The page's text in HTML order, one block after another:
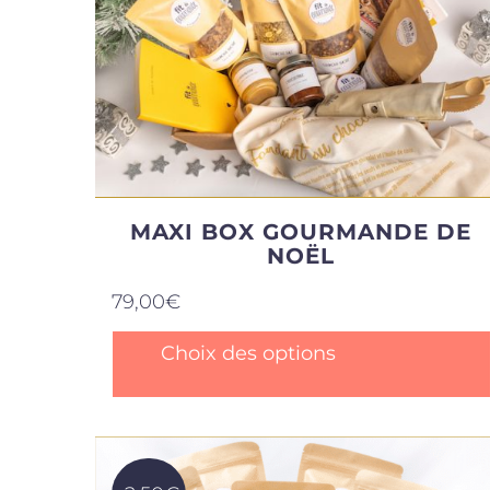
MAXI BOX GOURMANDE DE
NOËL
79,00€
Choix des options
a
Les